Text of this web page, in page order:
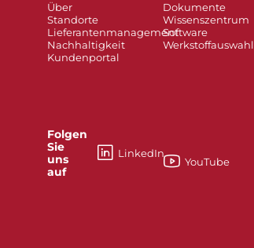
Über
Standorte
Lieferantenmanagement
Nachhaltigkeit
Kundenportal
Folgen
Sie
uns
auf
LinkedIn
Dokumente
Wissenszentrum
Software
Werkstoffauswahl
YouTube